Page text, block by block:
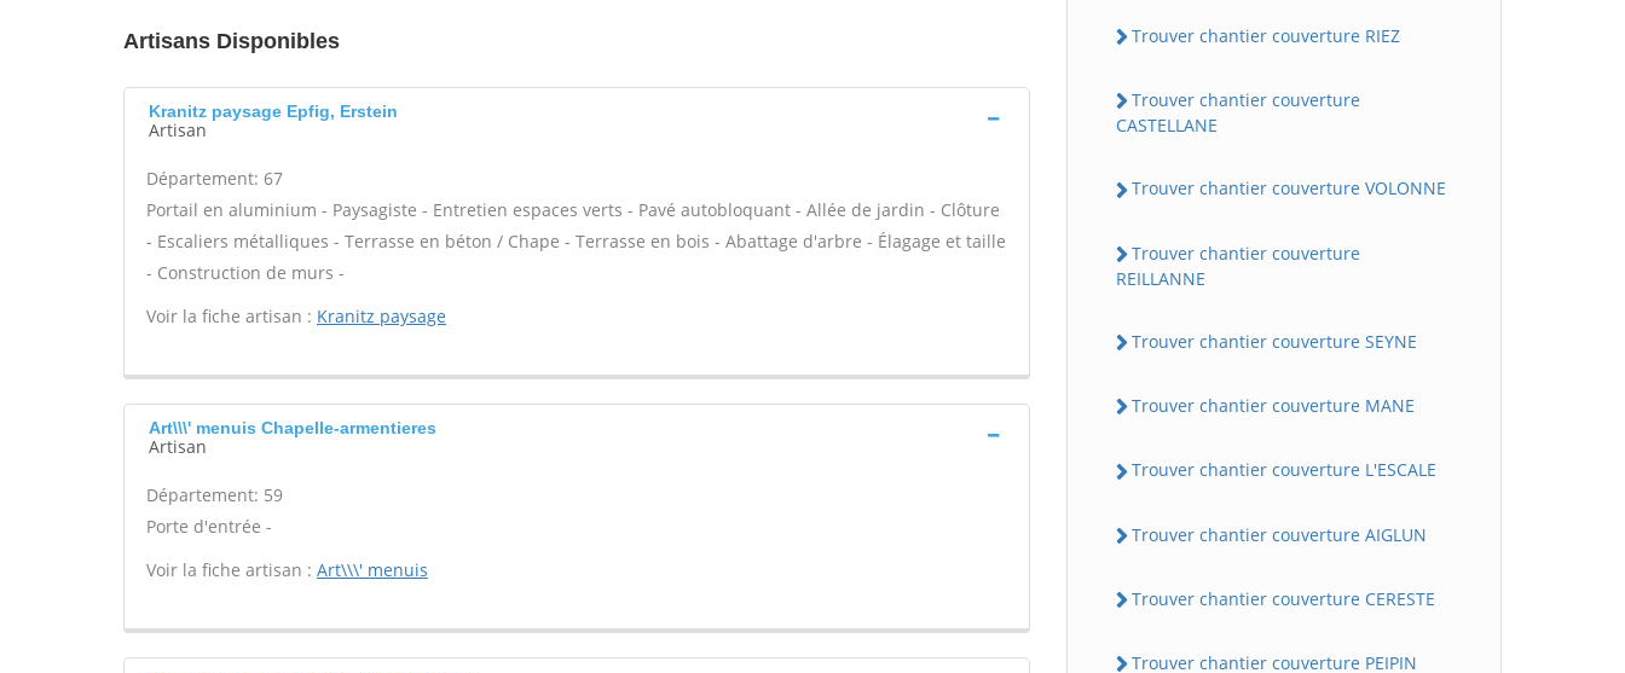
Artisans Disponibles
Kranitz paysage Epfig, Erstein
Artisan
Département: 67
Portail en aluminium - Paysagiste - Entretien espaces verts - Pavé autobloquant - Allée de jardin - Clôture
- Escaliers métalliques - Terrasse en béton / Chape - Terrasse en bois - Abattage d'arbre - Élagage et taille
- Construction de murs -
Voir la fiche artisan : Kranitz paysage
Art\\\' menuis Chapelle-armentieres
Artisan
Département: 59
Porte d'entrée -
Voir la fiche artisan : Art\\\' menuis
Trouver chantier couverture RIEZ
Trouver chantier couverture
CASTELLANE
Trouver chantier couverture VOLONNE
Trouver chantier couverture
REILLANNE
Trouver chantier couverture SEYNE
Trouver chantier couverture MANE
Trouver chantier couverture L'ESCALE
Trouver chantier couverture AIGLUN
Trouver chantier couverture CERESTE
Trouver chantier couverture PEIPIN